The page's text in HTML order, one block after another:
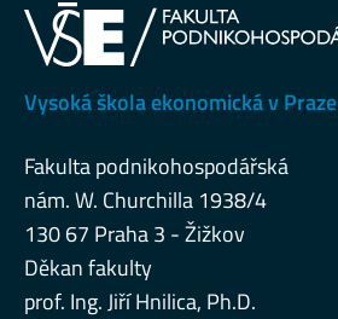
Vysoká škola ekonomická v Praze
Fakulta podnikohospodářská
nám. W. Churchilla 1938/4
130 67 Praha 3 - Žižkov
Děkan fakulty
prof. Ing. Jiří Hnilica, Ph.D.